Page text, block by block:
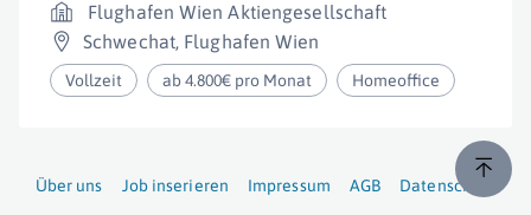
Flughafen Wien Aktiengesellschaft
Schwechat, Flughafen Wien
Vollzeit ab 4.800€ pro Monat Homeoffice
Über uns Job inserieren Impressum AGB Datenschutz